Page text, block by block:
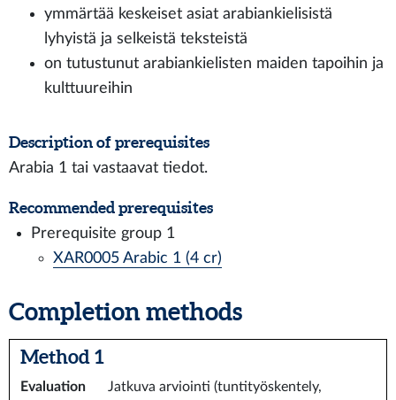
ymmärtää keskeiset asiat arabiankielisistä
lyhyistä ja selkeistä teksteistä
on tutustunut arabiankielisten maiden tapoihin ja
kulttuureihin
Description of prerequisites
Arabia 1 tai vastaavat tiedot.
Recommended prerequisites
Prerequisite group 1
XAR0005 Arabic 1 (4 cr)
Completion methods
Method 1
Evaluation
Jatkuva arviointi (tuntityöskentely,